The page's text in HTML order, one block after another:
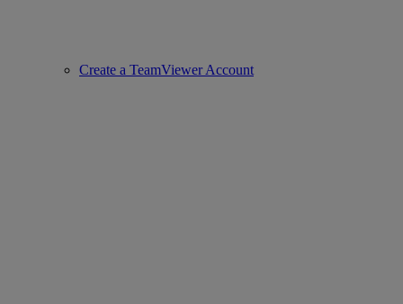
Create a TeamViewer Account